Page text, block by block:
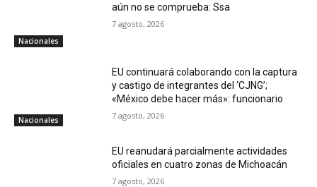
Nacionales
aún no se comprueba: Ssa
7 agosto, 2026
Nacionales
EU continuará colaborando con la captura
y castigo de integrantes del ‘CJNG’;
«México debe hacer más»: funcionario
7 agosto, 2026
EU reanudará parcialmente actividades
oficiales en cuatro zonas de Michoacán
7 agosto, 2026